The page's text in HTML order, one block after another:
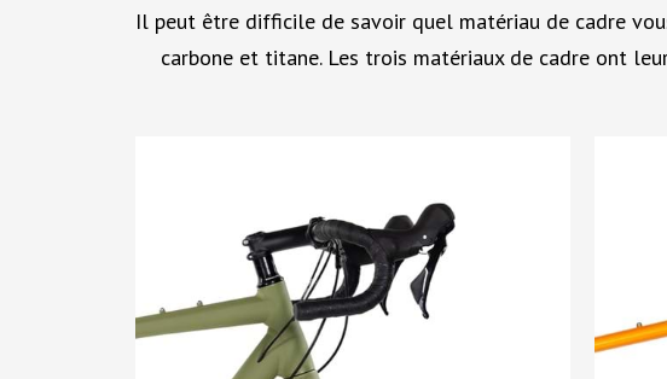
Il peut être difficile de savoir quel matériau de cadre
carbone et titane. Les trois matériaux de cadre ont